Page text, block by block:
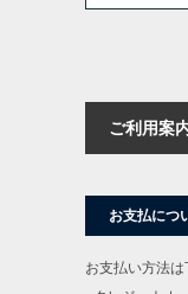
ご利用案
お支払につ
お支払い方法は